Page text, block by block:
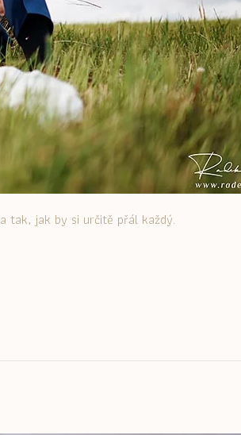
tak, jak by si určitě přál každý.